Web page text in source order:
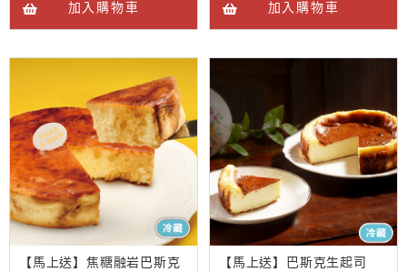
加入購物車 加入購物車
【馬上送】焦糖融岩巴斯克 【馬上送】巴斯克生起司